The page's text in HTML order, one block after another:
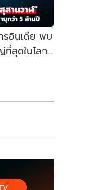
รอินเดีย พบ
ที่สุดในโลก